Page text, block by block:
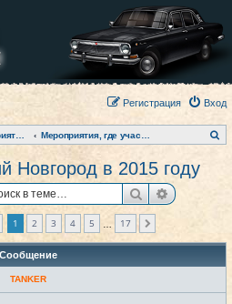
Вход
Регистрация
о
Новгород в 2015 году
Поиск
Страница из
1 2 3 4 5 17
Сообщение
TANKER